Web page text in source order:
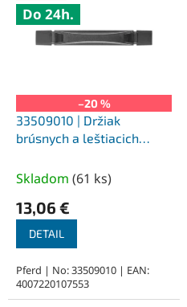
Do 24h.
–20 %
33509010 | Držiak
brúsnych a leštiacich
13
Skladom (61 ks)
13,06 €
DETAIL
Pferd | No: 33509010 | EAN:
4007220107553